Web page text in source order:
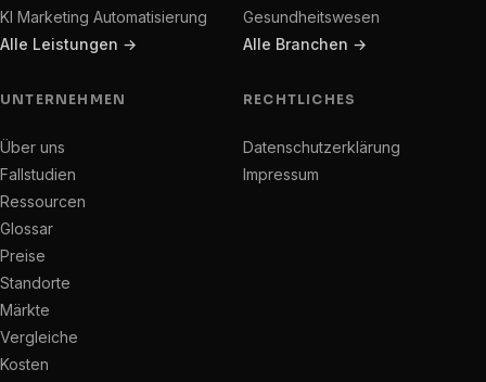
KI Marketing Automatisierung
Alle Leistungen →
Gesundheitswesen
Alle Branchen →
UNTERNEHMEN
Über uns
Fallstudien
Ressourcen
Glossar
Preise
Standorte
Märkte
Vergleiche
Kosten
RECHTLICHES
Datenschutzerklärung
Impressum